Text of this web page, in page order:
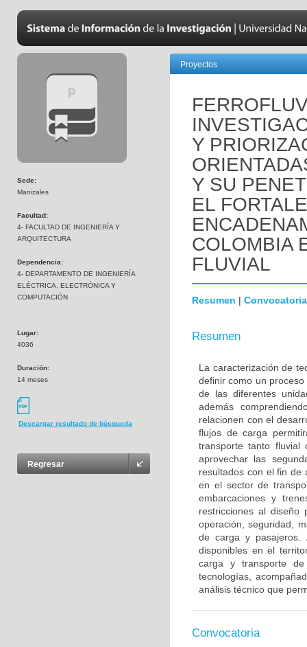
Sede:
Manizales
Facultad:
4- FACULTAD DE INGENIERÍA Y
ARQUITECTURA
Dependencia:
4- DEPARTAMENTO DE INGENIERÍA
ELÉCTRICA, ELECTRÓNICA Y
COMPUTACIÓN
Lugar:
4036
Duración:
14 meses
Descargar resultado de búsqueda
Regresar
Proyectos
Y
Y SU
EL
COLOMBIA
FLUVIAL
Resumen | Convocatoria
Resumen
La caracterización de
definir como un
de las diferentes
además
relacionen con el
flujos de carga
transporte tanto
aprovechar las
resultados con el fin de
en el sector de
embarcaciones y
restricciones al diseño
operación, seguridad,
de carga y pasajeros.
disponibles en el
carga y transporte
tecnologías,
análisis técnico que
Convocatoria